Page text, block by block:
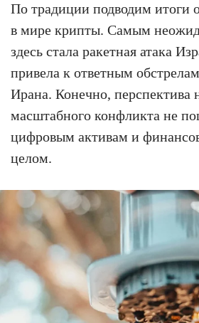
По традиции подводим итоги
в мире крипты. Самым
здесь стала ракетная атака
привела к ответным
Ирана. Конечно, перспектива
масштабного конфликта не
цифровым активам и
целом.